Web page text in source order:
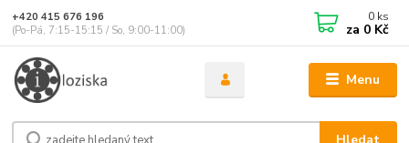
Menu
+420 415 676 196
(Po-Pá, 7:15-15:15 / So, 9:00-11:00)
0 ks
za 0 Kč